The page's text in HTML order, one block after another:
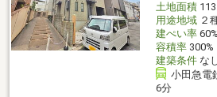
土地面積
用途地域２
建ぺい率60%
容積率300%
建築条件な
小田急電
6分